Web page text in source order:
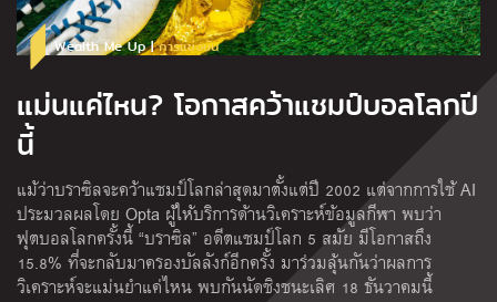
Wealth Me Up |การแข่งขัน
แม่นแค่ไหน? โอกาสคว้าแชมป์บอลโลกปี
นี้
แม้ว่าบราซิลจะคว้าแชมป์โลกล่าสุดมาตั้งแต่ปี 2002 แต่จากการใช้ AI
ประมวลผลโดย Opta ผู้ให้บริการด้านวิเคราะห์ข้อมูลกีฬา พบว่า
ฟุตบอลโลกครั้งนี้ “บราซิล” อดีตแชมป์โลก 5 สมัย มีโอกาสถึง
15.8% ที่จะกลับมาครองบัลลังก์อีกครั้ง มาร่วมลุ้นกันว่าผลการ
วิเคราะห์จะแม่นยำแค่ไหน พบกันนัดชิงชนะเลิศ 18 ธันวาคมนี้